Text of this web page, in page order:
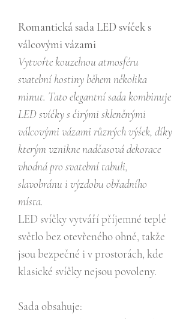
Romantická sada LED svíček s
válcovými vázami
Vytvořte kouzelnou atmosféru
svatební hostiny během několika
minut. Tato elegantní sada kombinuje
LED svíčky s čirými skleněnými
válcovými vázami různých výšek, díky
kterým vznikne nadčasová dekorace
vhodná pro svatební tabuli,
slavobránu i výzdobu obřadního
místa.
LED svíčky vytváří příjemné teplé
světlo bez otevřeného ohně, takže
jsou bezpečné i v prostorách, kde
klasické svíčky nejsou povoleny.
Sada obsahuje: